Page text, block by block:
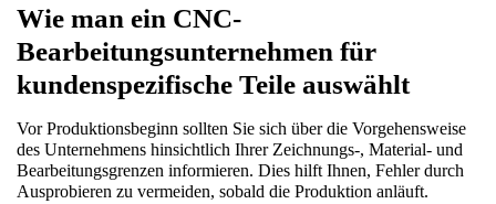
Wie man ein CNC-
Bearbeitungsunternehmen für
kundenspezifische Teile auswählt
Vor Produktionsbeginn sollten Sie sich über die Vorgehensweise
des Unternehmens hinsichtlich Ihrer Zeichnungs-, Material- und
Bearbeitungsgrenzen informieren. Dies hilft Ihnen, Fehler durch
Ausprobieren zu vermeiden, sobald die Produktion anläuft.